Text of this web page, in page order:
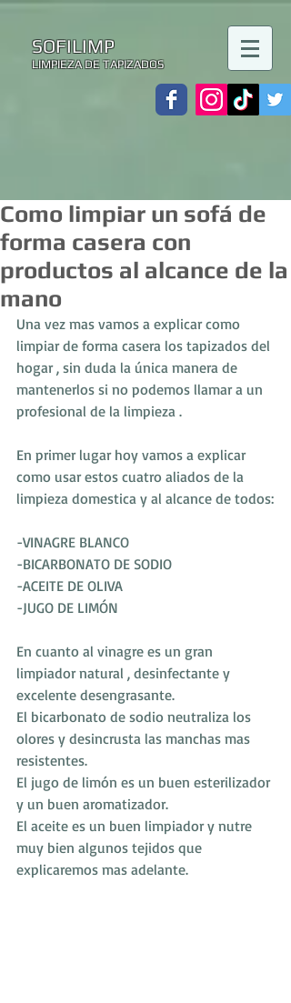
SOFILIMP
LIMPIEZA DE TAPIZADOS
Como limpiar un sofá de
forma casera con
productos al alcance de la
mano
Una vez mas vamos a explicar como
limpiar de forma casera los tapizados del
hogar , sin duda la única manera de
mantenerlos si no podemos llamar a un
profesional de la limpieza .
En primer lugar hoy vamos a explicar
como usar estos cuatro aliados de la
limpieza domestica y al alcance de todos:
-VINAGRE BLANCO
-BICARBONATO DE SODIO
-ACEITE DE OLIVA
-JUGO DE LIMÓN
En cuanto al vinagre es un gran
limpiador natural , desinfectante y
excelente desengrasante.
El bicarbonato de sodio neutraliza los
olores y desincrusta las manchas mas
resistentes.
El jugo de limón es un buen esterilizador
y un buen aromatizador.
El aceite es un buen limpiador y nutre
muy bien algunos tejidos que
explicaremos mas adelante.